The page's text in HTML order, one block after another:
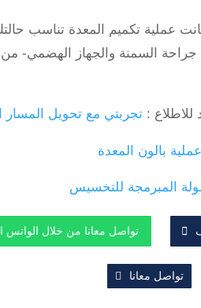
عملية تكميم المعدة تناسب حالتك
السمنة والجهاز الهضمي- من
للاطلاع :تجربتي مع تحويل المسار
عملية بالون المعدة
المبرمجة للتخسيس
تواصل معانا من خلال الواتس
تواصل معانا